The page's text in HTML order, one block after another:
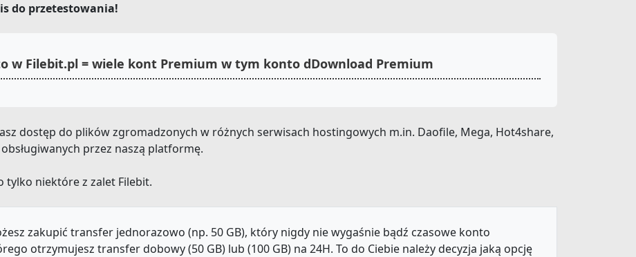
do przetestowania!
w Filebit.pl = wiele kont Premium w tym konto dDownload Premium
dostęp do plików zgromadzonych w różnych serwisach hostingowych m.in. Daofile, Mega, Hot4share,
przez naszą platformę.
tylko niektóre z zalet Filebit.
zakupić transfer jednorazowo (np. 50 GB), który nigdy nie wygaśnie bądź czasowe konto
otrzymujesz transfer dobowy (50 GB) lub (100 GB) na 24H. To do Ciebie należy decyzja jaką opcję